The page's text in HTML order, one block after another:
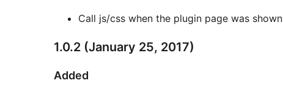
Call js/css when the plugin page was shown
1.0.2 (January 25, 2017)
Added